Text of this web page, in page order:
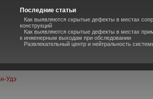
Последние статьи
Как выявляются скрытые дефекты в местах
конструкций
Как выявляются скрытые дефекты в местах
к инженерным выходам при обследовании
Развлекательный центр и нейтральность
Удэ